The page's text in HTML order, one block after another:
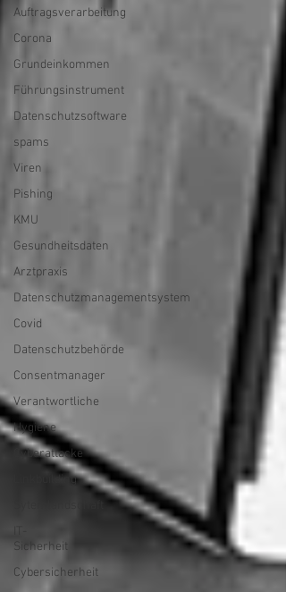
Auftragsverarbeitung
Corona
Grundeinkommen
Führungsinstrument
Datenschutzsoftware
spams
Viren
Pishing
KMU
Gesundheitsdaten
Arztpraxis
Datenschutzmanagementsystem
Covid
Datenschutzbehörde
Consentmanager
Verantwortliche
Hygiene
Cyberattacke
Linkbuilding
Sicherheit
Cybersicherheit